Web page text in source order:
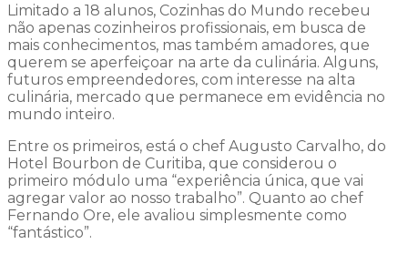
Limitado a 18 alunos, Cozinhas do Mundo recebeu
não apenas cozinheiros profissionais, em busca de
mais conhecimentos, mas também amadores, que
querem se aperfeiçoar na arte da culinária. Alguns,
futuros empreendedores, com interesse na alta
culinária, mercado que permanece em evidência no
mundo inteiro.
Entre os primeiros, está o chef Augusto Carvalho, do
Hotel Bourbon de Curitiba, que considerou o
primeiro módulo uma “experiência única, que vai
agregar valor ao nosso trabalho”. Quanto ao chef
Fernando Ore, ele avaliou simplesmente como
“fantástico”.